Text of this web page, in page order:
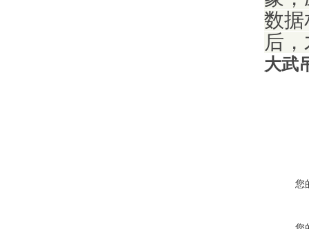
数据
后
大武
您